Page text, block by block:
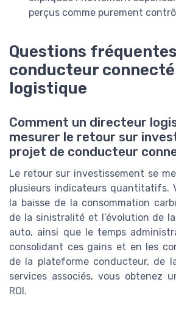
perçus comme purement
Questions
conducteur
logistique
Comment un directeur
mesurer le retour sur
projet de conducteur
Le retour sur investissement se
plusieurs indicateurs quantitatifs.
la baisse de la consommation
de la sinistralité et l’évolution de la
auto, ainsi que le temps
consolidant ces gains et en les
de la plateforme conducteur, de
services associés, vous obtenez
ROI.